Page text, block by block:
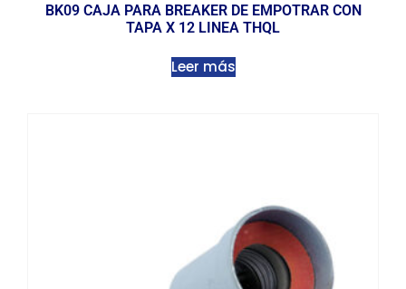
BK09 CAJA PARA BREAKER DE EMPOTRAR CON
TAPA X 12 LINEA THQL
Leer más